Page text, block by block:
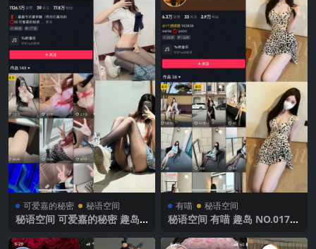
可爱嘉的秘密 秘语空间
秘语空间 可爱嘉的秘密 趣岛
新完整版
有喵 秘语空间
秘语空间 有喵 趣岛 NO.017期